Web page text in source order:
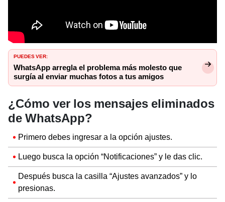
PUEDES VER:
WhatsApp arregla el problema más molesto que
surgía al enviar muchas fotos a tus amigos
¿Cómo ver los mensajes eliminados
de WhatsApp?
Primero debes ingresar a la opción ajustes.
Luego busca la opción “Notificaciones” y le das clic.
Después busca la casilla “Ajustes avanzados” y lo
presionas.